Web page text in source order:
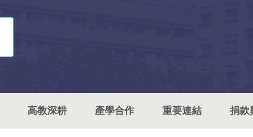
高教深耕 產學合作 重要連結 捐款